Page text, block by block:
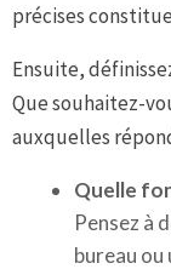
précises
Ensuite,
Que souhaitez-
auxquelles
Quelle
Pensez à
bureau ou